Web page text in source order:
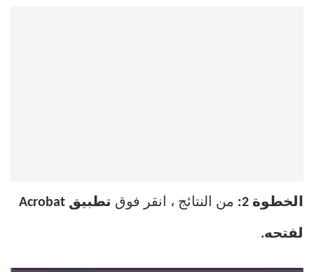
الخطوة 2: من النتائج ، انقر فوق تطبيق Acrobat
لفتحه.